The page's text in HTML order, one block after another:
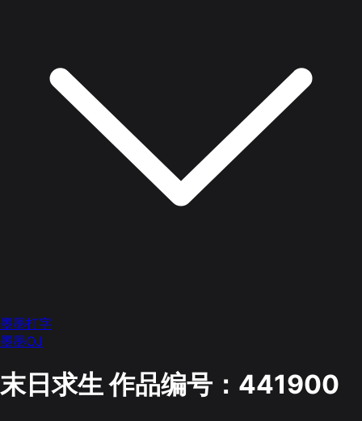
墨墨打字
墨墨OJ
末日求生作品编号：441900